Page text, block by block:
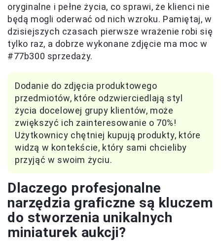
oryginalne i pełne życia, co sprawi, że klienci nie
będą mogli oderwać od nich wzroku. Pamiętaj, w
dzisiejszych czasach pierwsze wrażenie robi się
tylko raz, a dobrze wykonane zdjęcie ma moc w
#77b300 sprzedaży.
Dodanie do zdjęcia produktowego
przedmiotów, które odzwierciedlają styl
życia docelowej grupy klientów, może
zwiększyć ich zainteresowanie o 70%!
Użytkownicy chętniej kupują produkty, które
widzą w kontekście, który sami chcieliby
przyjąć w swoim życiu.
Dlaczego profesjonalne
narzędzia graficzne są kluczem
do stworzenia unikalnych
miniaturek aukcji?